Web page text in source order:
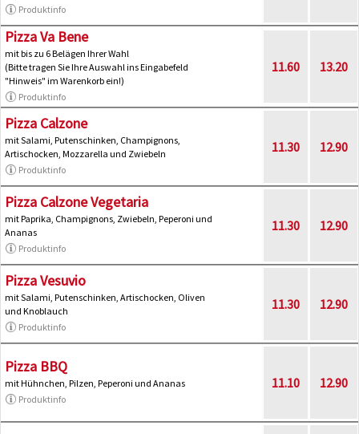
Produktinfo
Pizza Va Bene
mit bis zu 6 Belägen Ihrer Wahl
(Bitte tragen Sie Ihre Auswahl ins Eingabefeld
"Hinweis" im Warenkorb ein!)
Produktinfo
11.60 13.20
Pizza Calzone
mit Salami, Putenschinken, Champignons,
Artischocken, Mozzarella und Zwiebeln
Produktinfo
11.30 12.90
Pizza Calzone Vegetaria
mit Paprika, Champignons, Zwiebeln, Peperoni und
Ananas
Produktinfo
11.30 12.90
Pizza Vesuvio
mit Salami, Putenschinken, Artischocken, Oliven
und Knoblauch
Produktinfo
11.30 12.90
Pizza BBQ
mit Hühnchen, Pilzen, Peperoni und Ananas
Produktinfo
11.10 12.90